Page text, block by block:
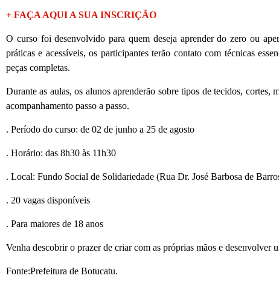
+ FAÇA AQUI A SUA INSCRIÇÃO
O curso foi desenvolvido para quem deseja aprender do zero ou
práticas e acessíveis, os participantes terão contato com técnicas
peças completas.
Durante as aulas, os alunos aprenderão sobre tipos de tecidos, cortes,
acompanhamento passo a passo.
. Período do curso: de 02 de junho a 25 de agosto
. Horário: das 8h30 às 11h30
. Local: Fundo Social de Solidariedade (Rua Dr. José Barbosa de
. 20 vagas disponíveis
. Para maiores de 18 anos
Venha descobrir o prazer de criar com as próprias mãos e desenvolver
Fonte:Prefeitura de Botucatu.